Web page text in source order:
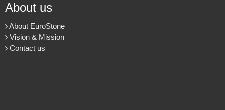
About us
About EuroStone
Vision & Mission
Contact us